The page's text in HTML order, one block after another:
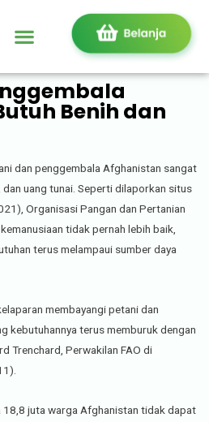
Benih dan
dan penggembala Afghanistan sangat
dan uang tunai. Seperti dilaporkan situs
Organisasi Pangan dan Pertanian
tidak pernah lebih baik,
terus melampaui sumber daya
membayangi petani dan
kebutuhannya terus memburuk dengan
Trenchard, Perwakilan FAO di
18,8 juta warga Afghanistan tidak dapat